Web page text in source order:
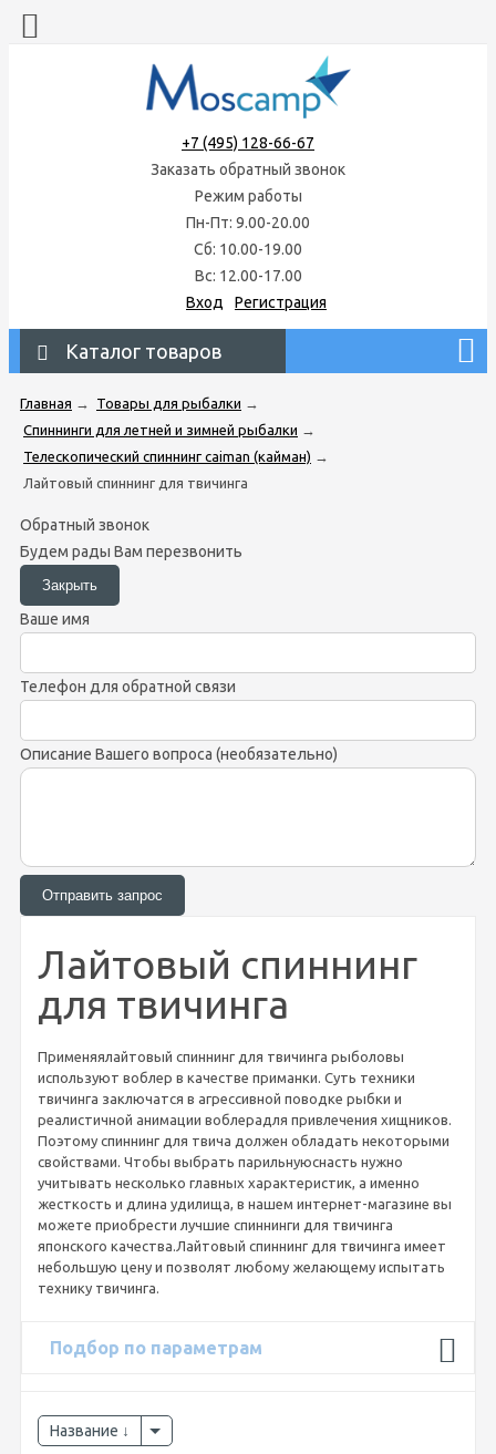
+7 (495) 128-66-67
Заказать обратный звонок
Режим работы
Пн-Пт: 9.00-20.00
Сб: 10.00-19.00
Вс: 12.00-17.00
Вход
Регистрация
Каталог товаров
Главная → Товары для рыбалки →
Спиннинги для летней и зимней рыбалки →
Телескопический спиннинг caiman (кайман) →
Лайтовый спиннинг для твичинга
Обратный звонок
Будем рады Вам перезвонить
Ваше имя
Телефон для обратной связи
Описание Вашего вопроса (необязательно)
Лайтовый спиннинг
для твичинга
Применяялайтовый спиннинг для твичинга рыболовы
используют воблер в качестве приманки. Суть техники
твичинга заключатся в агрессивной поводке рыбки и
реалистичной анимации воблерадля привлечения хищников.
Поэтому спиннинг для твича должен обладать некоторыми
свойствами. Чтобы выбрать парильнуюснасть нужно
учитывать несколько главных характеристик, а именно
жесткость и длина удилища, в нашем интернет-магазине вы
можете приобрести лучшие спиннинги для твичинга
японского качества.Лайтовый спиннинг для твичинга имеет
небольшую цену и позволят любому желающему испытать
технику твичинга.
Подбор по параметрам
Название